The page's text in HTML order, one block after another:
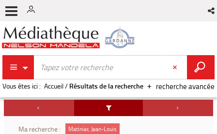
recherche avancée
Vous êtes ici : Accueil/ Résultats de la recherche
Ma recherche : Matinier, Jean-Louis